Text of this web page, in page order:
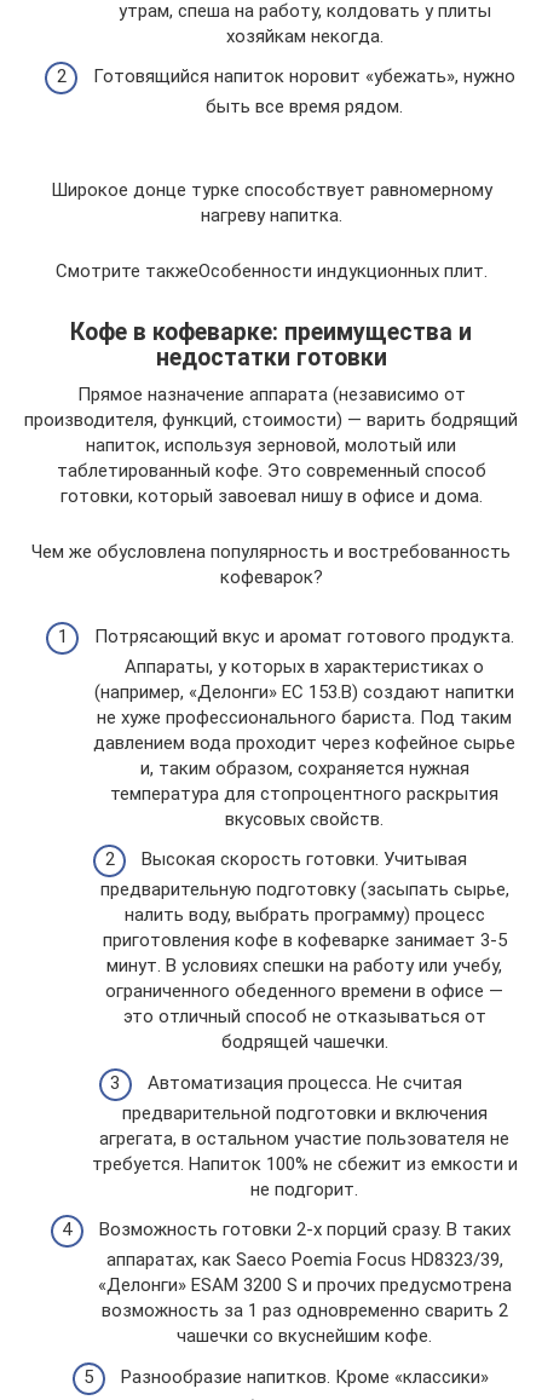
утрам, спеша на работу, колдовать у плиты
хозяйкам некогда.
Готовящийся напиток норовит «убежать», нужно
быть все время рядом.
Широкое донце турке способствует равномерному
нагреву напитка.
Смотрите такжеОсобенности индукционных плит.
Кофе в кофеварке: преимущества и
недостатки готовки
Прямое назначение аппарата (независимо от
производителя, функций, стоимости) — варить бодрящий
напиток, используя зерновой, молотый или
таблетированный кофе. Это современный способ
готовки, который завоевал нишу в офисе и дома.
Чем же обусловлена популярность и востребованность
кофеварок?
Потрясающий вкус и аромат готового продукта.
Аппараты, у которых в характеристиках о
(например, «Делонги» EC 153.В) создают напитки
не хуже профессионального бариста. Под таким
давлением вода проходит через кофейное сырье
и, таким образом, сохраняется нужная
температура для стопроцентного раскрытия
вкусовых свойств.
Высокая скорость готовки. Учитывая
предварительную подготовку (засыпать сырье,
налить воду, выбрать программу) процесс
приготовления кофе в кофеварке занимает 3-5
минут. В условиях спешки на работу или учебу,
ограниченного обеденного времени в офисе —
это отличный способ не отказываться от
бодрящей чашечки.
Автоматизация процесса. Не считая
предварительной подготовки и включения
агрегата, в остальном участие пользователя не
требуется. Напиток 100% не сбежит из емкости и
не подгорит.
Возможность готовки 2-х порций сразу. В таких
аппаратах, как Saeco Poemia Focus HD8323/39,
«Делонги» ESAM 3200 S и прочих предусмотрена
возможность за 1 раз одновременно сварить 2
чашечки со вкуснейшим кофе.
Разнообразие напитков. Кроме «классики»